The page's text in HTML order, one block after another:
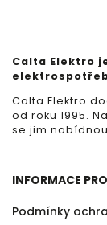
Calta Elektro
Calta Elektro
od roku 1995.
se jim
INFORMACE
Podmínky